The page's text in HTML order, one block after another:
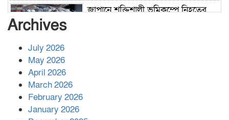
জাপানে শক্তিশালী ভূমিকম্পে নিহতের
Archives
July 2026
May 2026
April 2026
March 2026
February 2026
January 2026